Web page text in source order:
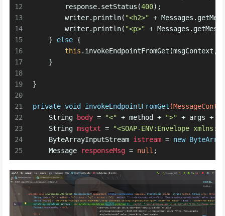
12
13
14
15
16
17
18
19
20
21
22
23
24
25
        response.setStatus(
400);
        writer.println(
"<h2>" +
        writer.println(
"<p>" +
    }
else {
this
    }
}
private void invokeEndpointFromGet
String
body = "<" + method + ">" + args +
String msgtxt =
"<SOAP-ENV:Envelope
ByteArrayInputStream istream = new
Message
responseMsg = null ;